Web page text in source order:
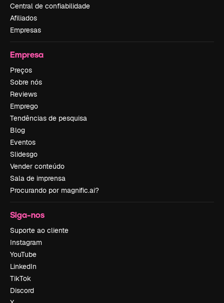
Central de confiabilidade
Afiliados
Empresas
Empresa
Preços
Sobre nós
Reviews
Emprego
Tendências de pesquisa
Blog
Eventos
Slidesgo
Vender conteúdo
Sala de imprensa
Procurando por magnific.ai?
Siga-nos
Suporte ao cliente
Instagram
YouTube
LinkedIn
TikTok
Discord